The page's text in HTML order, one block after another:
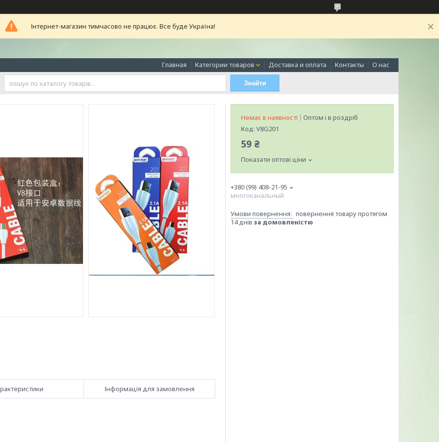
Інтернет-магазин тимчасово не працює. Все буде Україна!
Главная Категории товаров Доставка и оплата Контакты О нас
Знайти
Інформація для замовлення
Немає в наявності
Оптом і в роздріб
Код: V8G201
59 ₴
Показати оптові ціни
+380 (99) 408-21-95
многоканальный
повернення товару протягом
14 днів за домовленістю